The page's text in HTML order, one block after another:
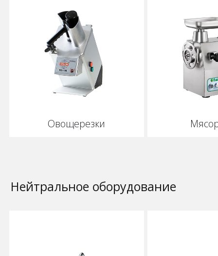
Овощерезки
Нейтральное оборудование